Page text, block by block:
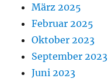
März 2025
Februar 2025
Oktober 2023
September 2023
Juni 2023